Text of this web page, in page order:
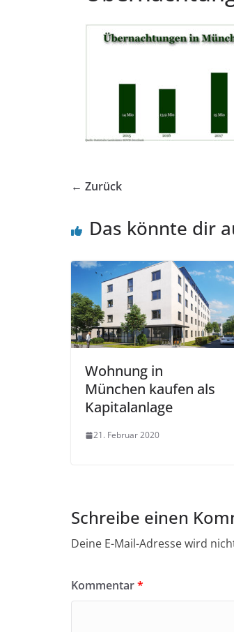
← Zurück
Das könnte dir
Wohnung in
München kaufen als
Kapitalanlage
21. Februar 2020
Schreibe einen
Deine E-Mail-Adresse wird
Kommentar*